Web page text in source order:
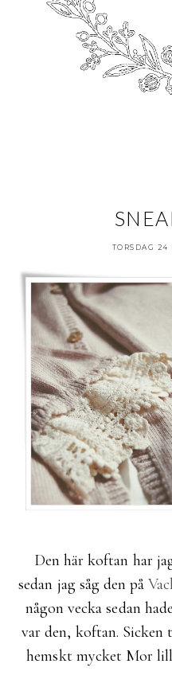
TORSDAG 24
Den här koftan har
sedan jag såg den på
någon vecka sedan
var den, koftan.
hemskt mycket Mor